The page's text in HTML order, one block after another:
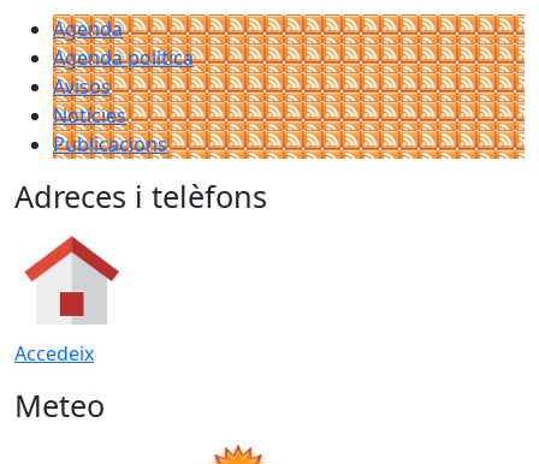
Agenda
Agenda política
Avisos
Notícies
Publicacions
Adreces i telèfons
Accedeix
Meteo